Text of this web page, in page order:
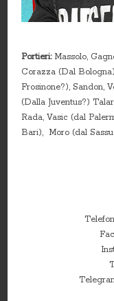
Portieri:Massolo,
Corazza (Dal
Frosinone?), Sandon,
(Dalla Juventus?)
Rada, Vasic (dal
Bari), Moro (dal